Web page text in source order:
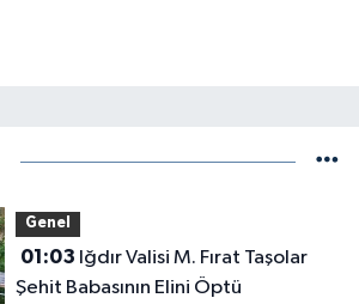
Genel
01:03
Şehit Babasının Elini Öptü